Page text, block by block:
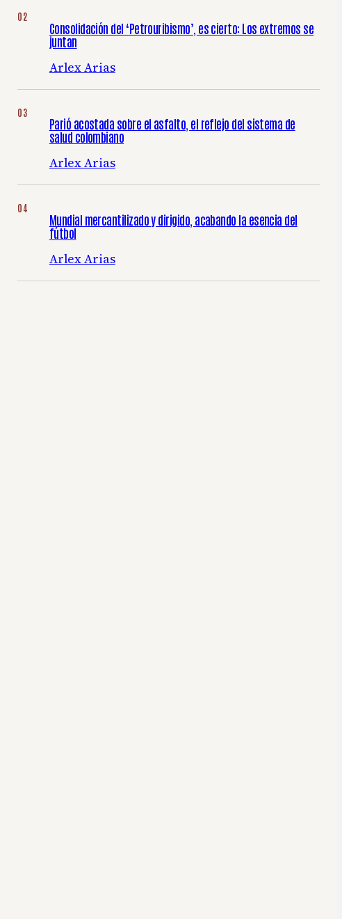
Consolidación del ‘Petrouribismo’, es cierto: Los extremos se
juntan
Arlex Arias
Parió acostada sobre el asfalto, el reflejo del sistema de
salud colombiano
Arlex Arias
Mundial mercantilizado y dirigido, acabando la esencia del
fútbol
Arlex Arias